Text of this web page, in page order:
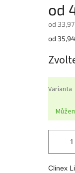
od
od
Měrná
od
Varianta
Clinex